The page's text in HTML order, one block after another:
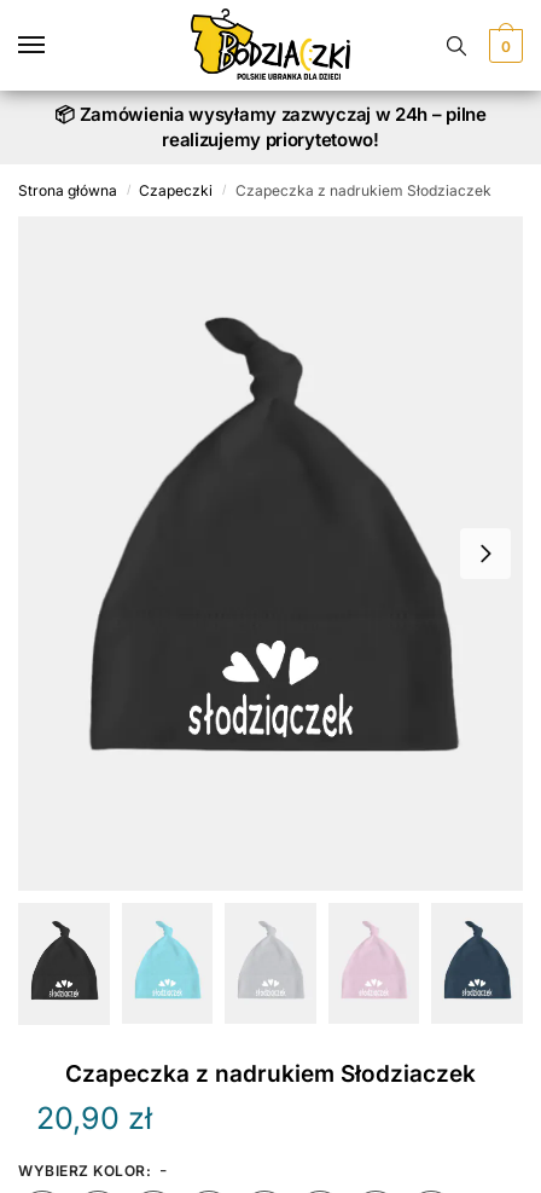
0
📦 Zamówienia wysyłamy zazwyczaj w 24h – pilne
realizujemy priorytetowo!
Strona główna / Czapeczki / Czapeczka z nadrukiem Słodziaczek
Czapeczka z nadrukiem Słodziaczek
20,90 zł
WYBIERZ KOLOR: -